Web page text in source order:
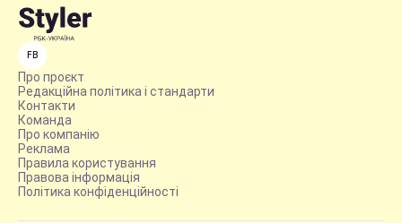
FB
Про проєкт
Редакційна політика і стандарти
Контакти
Команда
Про компанію
Реклама
Правила користування
Правова інформація
Політика конфіденційності